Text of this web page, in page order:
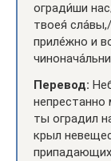
огради́ши
твоея́
приле́жно и
Перевод:
ты оградил
крыл